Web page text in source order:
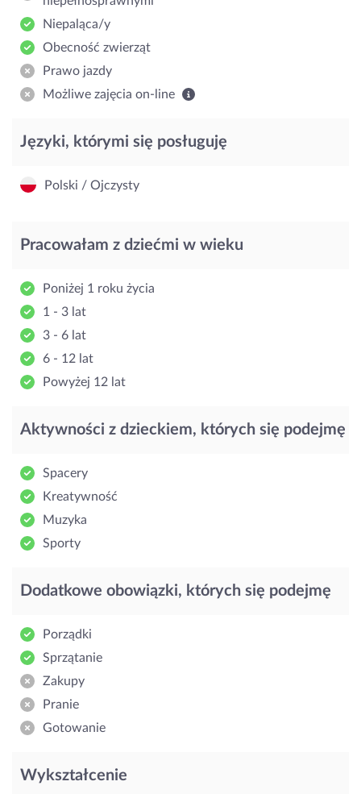
Niepaląca/y
Obecność zwierząt
Prawo jazdy
Możliwe zajęcia on-line
Języki, którymi się posługuję
Polski / Ojczysty
Pracowałam z dziećmi w wieku
Poniżej 1 roku życia
1 - 3 lat
3 - 6 lat
6 - 12 lat
Powyżej 12 lat
Aktywności z dzieckiem, których się podejmę
Spacery
Kreatywność
Muzyka
Sporty
Dodatkowe obowiązki, których się podejmę
Porządki
Sprzątanie
Zakupy
Pranie
Gotowanie
Wykształcenie